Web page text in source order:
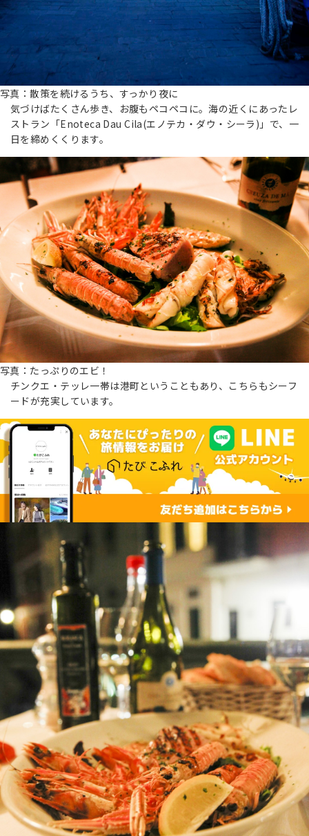
写真：散策を続けるうち、すっかり夜に
気づけばたくさん歩き、お腹もペコペコに。海の近くにあったレ
ストラン「Enoteca Dau Cila(エノテカ・ダウ・シーラ)」で、一
日を締めくくります。
写真：たっぷりのエビ！
チンクエ・テッレ一帯は港町ということもあり、こちらもシーフ
ードが充実しています。